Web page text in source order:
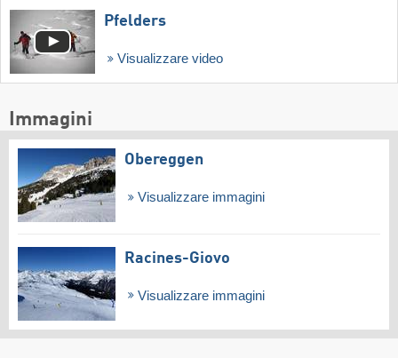
Pfelders
Visualizzare video
Immagini
Obereggen
Visualizzare immagini
Racines-Giovo
Visualizzare immagini